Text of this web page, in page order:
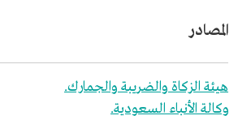
المصادر
هيئة الزكاة والضريبة والجمارك.
وكالة الأنباء السعودية.